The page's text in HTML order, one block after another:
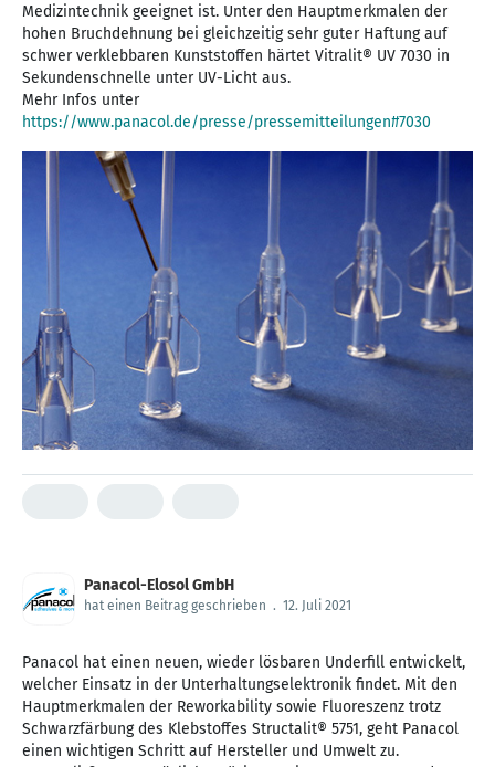
Medizintechnik geeignet ist. Unter den Hauptmerkmalen der
hohen Bruchdehnung bei gleichzeitig sehr guter Haftung auf
schwer verklebbaren Kunststoffen härtet Vitralit® UV 7030 in
Sekundenschnelle unter UV-Licht aus.
Mehr Infos unter
https://www.panacol.de/presse/pressemitteilungen#7030
Panacol-Elosol GmbH
hat einen Beitrag geschrieben . 12. Juli 2021
Panacol hat einen neuen, wieder lösbaren Underfill entwickelt,
welcher Einsatz in der Unterhaltungselektronik findet. Mit den
Hauptmerkmalen der Reworkability sowie Fluoreszenz trotz
Schwarzfärbung des Klebstoffes Structalit® 5751, geht Panacol
einen wichtigen Schritt auf Hersteller und Umwelt zu.